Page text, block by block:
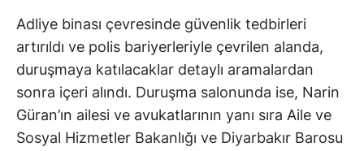
Adliye binası çevresinde güvenlik tedbirleri
artırıldı ve polis bariyerleriyle çevrilen alanda,
duruşmaya katılacaklar detaylı aramalardan
sonra içeri alındı. Duruşma salonunda ise, Narin
Güran’ın ailesi ve avukatlarının yanı sıra Aile ve
Sosyal Hizmetler Bakanlığı ve Diyarbakır Barosu